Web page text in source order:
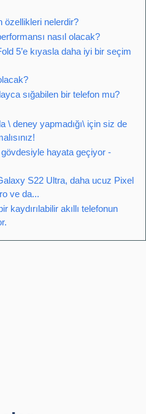
özellikleri nelerdir?
nasıl olacak?
5’e kıyasla daha iyi bir seçim
sığabilen bir telefon mu?
\ deney yapmadığı\ için siz de
hayata geçiyor -
S22 Ultra, daha ucuz Pixel
ve da...
kaydırılabilir akıllı telefonun